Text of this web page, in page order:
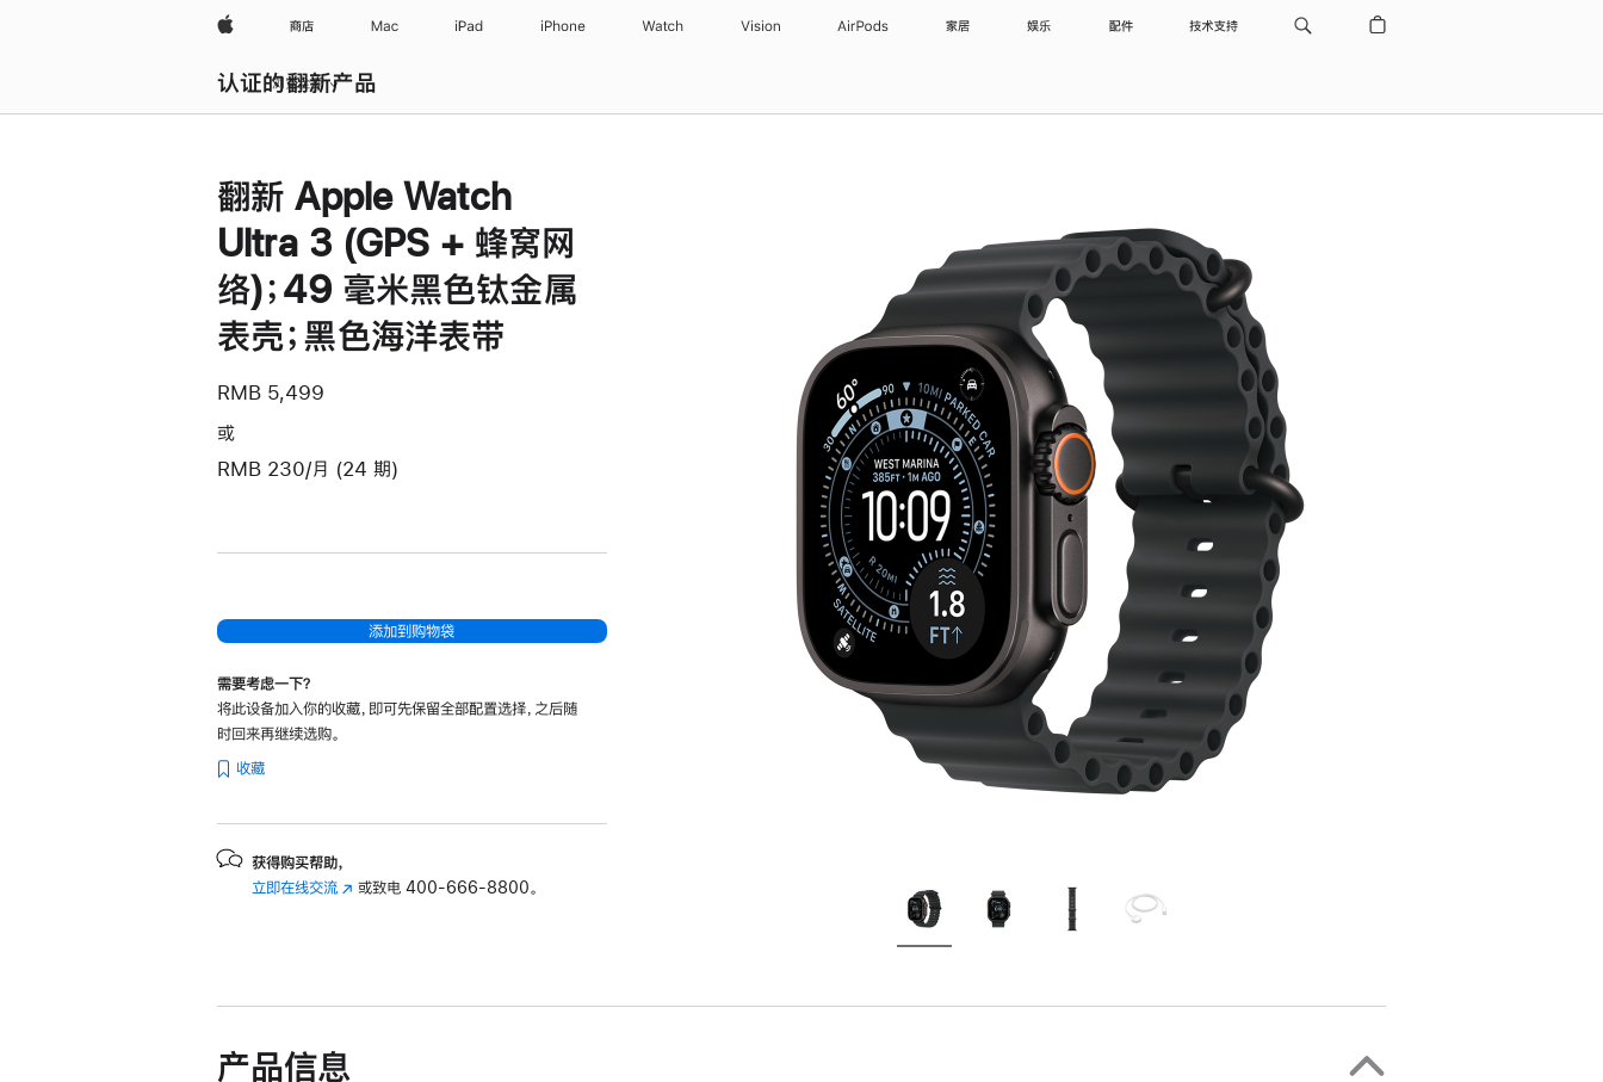
Apple 商店 Mac iPad iPhone Watch Vision AirPods 家居 娱乐 配件 技术支持
认证的翻新产品
浏览全部
翻新 Apple Watch
Ultra 3 (GPS + 蜂窝网
络)；49 毫米黑色钛金属
表壳；黑色海洋表带
RMB 5,499
或
RMB 230/月 (24 期)
添加到购物袋
需要考虑一下？
将此设备加入你的收藏，即可先保留全部配置选择，之后随
时回来再继续选购。
收藏
获得购买帮助，
立即在线交流 (在 或致电400-666-8800。
产品信息